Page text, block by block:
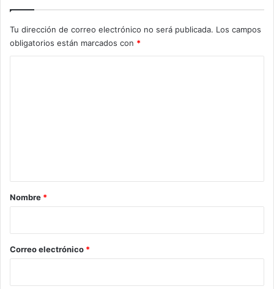
Tu dirección de correo electrónico no será publicada. Los campos
obligatorios están marcados con *
r
*
Nombre *
Correo electrónico *